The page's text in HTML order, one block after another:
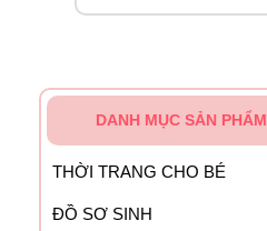
DANH MỤC SẢN PHẨM
THỜI TRANG CHO BÉ
ĐỒ SƠ SINH